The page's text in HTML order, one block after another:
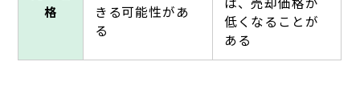
格
きる可能性があ
る
低くなることが
ある